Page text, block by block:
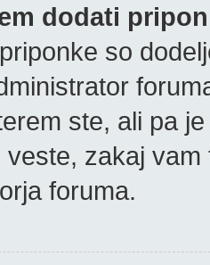
dodati
so
ste, ali pa
zakaj
foruma.